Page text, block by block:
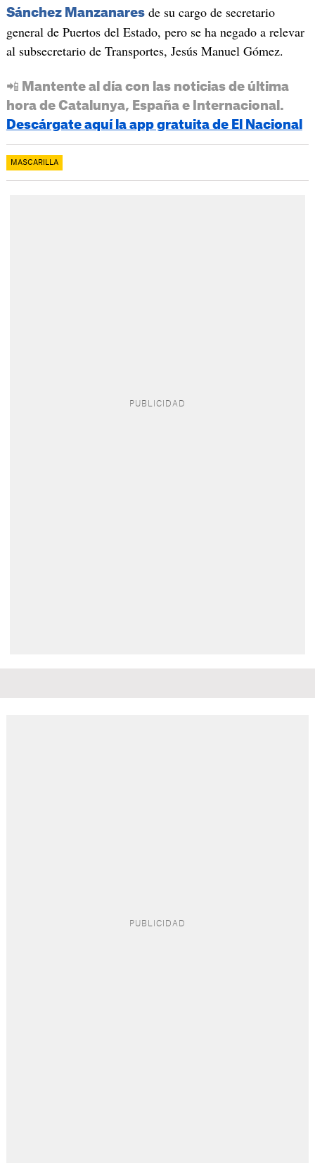
Sánchez Manzanaresde su cargo de secretario
general de Puertos del Estado, pero se ha negado a relevar
al subsecretario de Transportes, Jesús Manuel Gómez.
📲 Mantente al día con las noticias de última
hora de Catalunya, España e Internacional.
Descárgate aquí la app gratuita de El Nacional
MASCARILLA